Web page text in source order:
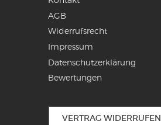
AGB
Widerrufsrecht
Impressum
Datenschutzerklärung
Bewertungen
VERTRAG WIDERRUFEN